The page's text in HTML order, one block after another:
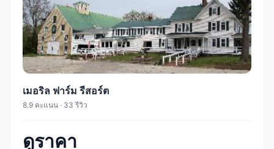
เมอริล ฟาร์ม รีสอร์ต
8.9 คะแนน · 33 รีวิว
ดูราคา